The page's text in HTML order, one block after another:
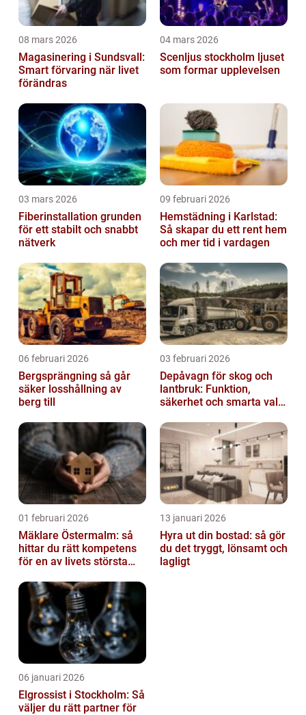
08 mars 2026
Magasinering i Sundsvall:
Smart förvaring när livet
förändras
04 mars 2026
Scenljus stockholm ljuset
som formar upplevelsen
03 mars 2026
Fiberinstallation grunden
för ett stabilt och snabbt
nätverk
09 februari 2026
Hemstädning i Karlstad:
Så skapar du ett rent hem
och mer tid i vardagen
06 februari 2026
Bergsprängning så går
säker losshållning av
berg till
03 februari 2026
Depåvagn för skog och
lantbruk: Funktion,
säkerhet och smarta val
01 februari 2026
Mäklare Östermalm: så
hittar du rätt kompetens
för en av livets största
13 januari 2026
Hyra ut din bostad: så gör
du det tryggt, lönsamt och
lagligt
06 januari 2026
Elgrossist i Stockholm: Så
väljer du rätt partner för